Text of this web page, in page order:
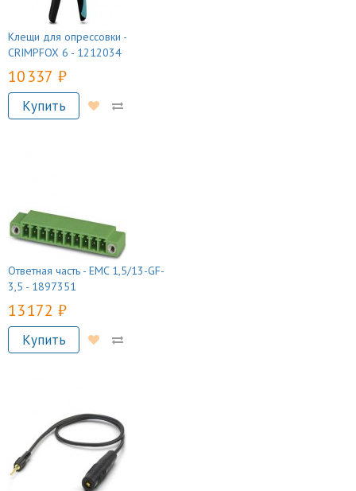
Клещи для опрессовки -
CRIMPFOX 6 - 1212034
10 337 руб.
Купить
Ответная часть - EMC 1,5/13-GF-
3,5 - 1897351
13 172 руб.
Купить